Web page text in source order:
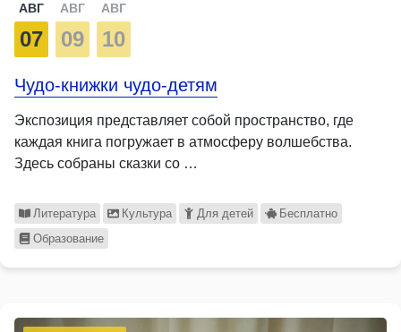
АВГ
07
АВГ
09
АВГ
10
Чудо-книжки чудо-детям
Экспозиция представляет собой пространство, где
каждая книга погружает в атмосферу волшебства.
Здесь собраны сказки со …
Литература Культура Для детей
Бесплатно
Образование